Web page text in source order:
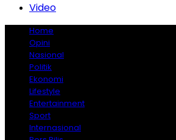
Video
Home
Opini
Nasional
Politik
Ekonomi
Lifestyle
Entertainment
Sport
Internasional